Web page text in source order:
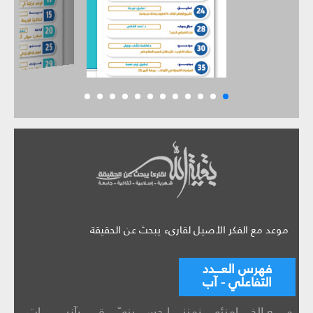
موعد مع الفكر الأصيل لقارىء يبحث عن الحقيقة
فهرس العـــدد
التفاعلي - آب